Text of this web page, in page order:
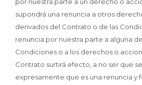
supondrá una renuncia a otros
derivados del Contrato o de las
renuncia por nuestra parte a alguna
Condiciones o a los derechos o
Contrato surtirá efecto, a no ser que
expresamente que es una renuncia y